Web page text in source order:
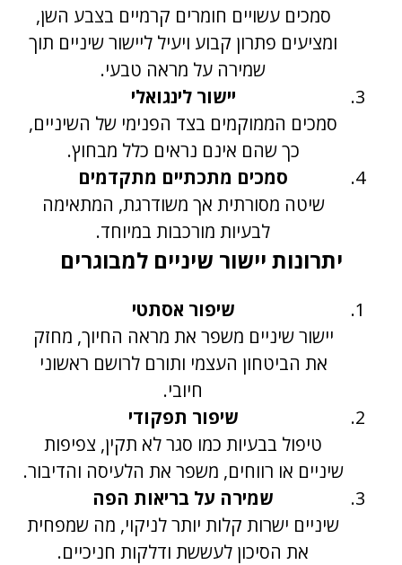
סמכים עשויים חומרים קרמיים בצבע השן,
ומציעים פתרון קבוע ויעיל ליישור שיניים תוך
שמירה על מראה טבעי.
יישור לינגואלי
סמכים הממוקמים בצד הפנימי של השיניים,
כך שהם אינם נראים כלל מבחוץ.
סמכים מתכתיים מתקדמים
שיטה מסורתית אך משודרגת, המתאימה
לבעיות מורכבות במיוחד.
יתרונות יישור שיניים למבוגרים
שיפור אסתטי
יישור שיניים משפר את מראה החיוך, מחזק
את הביטחון העצמי ותורם לרושם ראשוני
חיובי.
שיפור תפקודי
טיפול בבעיות כמו סגר לא תקין, צפיפות
שיניים או רווחים, משפר את הלעיסה והדיבור.
שמירה על בריאות הפה
שיניים ישרות קלות יותר לניקוי, מה שמפחית
את הסיכון לעששת ודלקות חניכיים.